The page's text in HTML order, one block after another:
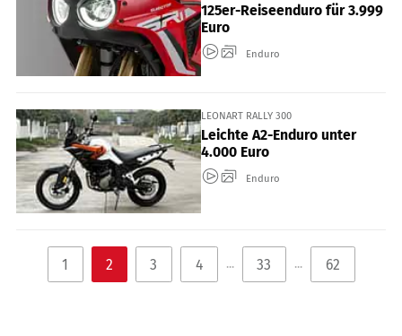
125er-Reiseenduro für 3.999
Euro
Enduro
LEONART RALLY 300
Leichte A2-Enduro unter
4.000 Euro
Enduro
1 2 3 4 ... 33 ... 62